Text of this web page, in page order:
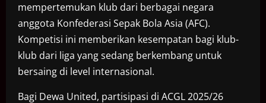
mempertemukan klub dari berbagai negara
anggota Konfederasi Sepak Bola Asia (AFC).
Kompetisi ini memberikan kesempatan bagi klub-
klub dari liga yang sedang berkembang untuk
bersaing di level internasional.
Bagi Dewa United, partisipasi di ACGL 2025/26